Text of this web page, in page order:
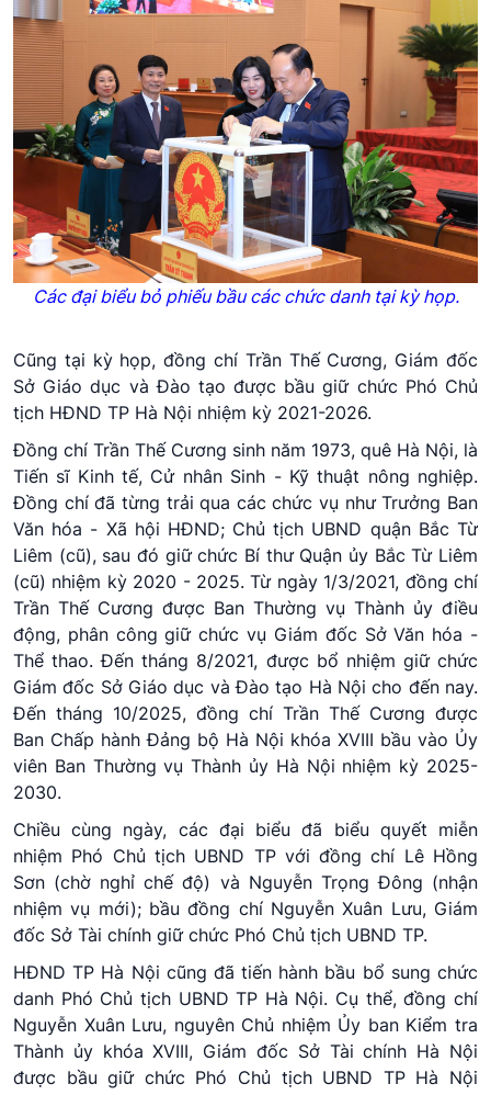
Các đại biểu bỏ phiếu bầu các chức danh tại kỳ họp.
Cũng tại kỳ họp, đồng chí Trần Thế Cương, Giám đốc
Sở Giáo dục và Đào tạo được bầu giữ chức Phó Chủ
tịch HĐND TP Hà Nội nhiệm kỳ 2021-2026.
Đồng chí Trần Thế Cương sinh năm 1973, quê Hà Nội, là
Tiến sĩ Kinh tế, Cử nhân Sinh - Kỹ thuật nông nghiệp.
Đồng chí đã từng trải qua các chức vụ như Trưởng Ban
Văn hóa - Xã hội HĐND; Chủ tịch UBND quận Bắc Từ
Liêm (cũ), sau đó giữ chức Bí thư Quận ủy Bắc Từ Liêm
(cũ) nhiệm kỳ 2020 - 2025. Từ ngày 1/3/2021, đồng chí
Trần Thế Cương được Ban Thường vụ Thành ủy điều
động, phân công giữ chức vụ Giám đốc Sở Văn hóa -
Thể thao. Đến tháng 8/2021, được bổ nhiệm giữ chức
Giám đốc Sở Giáo dục và Đào tạo Hà Nội cho đến nay.
Đến tháng 10/2025, đồng chí Trần Thế Cương được
Ban Chấp hành Đảng bộ Hà Nội khóa XVIII bầu vào Ủy
viên Ban Thường vụ Thành ủy Hà Nội nhiệm kỳ 2025-
2030.
Chiều cùng ngày, các đại biểu đã biểu quyết miễn
nhiệm Phó Chủ tịch UBND TP với đồng chí Lê Hồng
Sơn (chờ nghỉ chế độ) và Nguyễn Trọng Đông (nhận
nhiệm vụ mới); bầu đồng chí Nguyễn Xuân Lưu, Giám
đốc Sở Tài chính giữ chức Phó Chủ tịch UBND TP.
HĐND TP Hà Nội cũng đã tiến hành bầu bổ sung chức
danh Phó Chủ tịch UBND TP Hà Nội. Cụ thể, đồng chí
Nguyễn Xuân Lưu, nguyên Chủ nhiệm Ủy ban Kiểm tra
Thành ủy khóa XVIII, Giám đốc Sở Tài chính Hà Nội
được bầu giữ chức Phó Chủ tịch UBND TP Hà Nội